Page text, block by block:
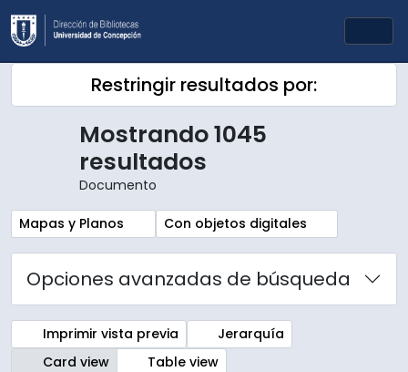
Skip to main content
Restringir resultados por:
Mostrando 1045
resultados
Documento
Remove filter:
Mapas y Planos Remove filter:
Con objetos digitales
Opciones avanzadas de búsqueda
Imprimir vista previa
Jerarquía
Card view
Table view